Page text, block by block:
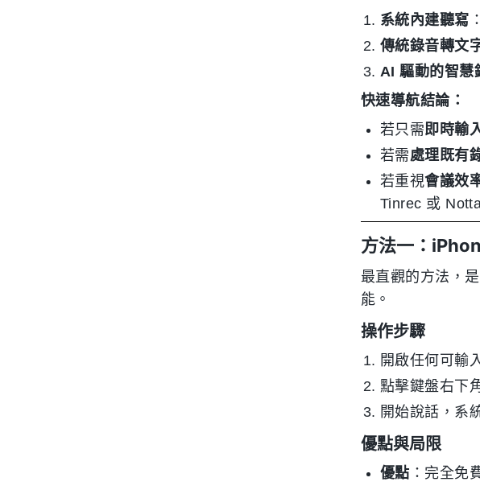
系統內建聽寫
傳統錄音轉文
AI 驅動的智慧
快速導航結論：
若只需即時輸
若需處理既有
若重視會議效
Tinrec 或 Notta
方法一：
最直觀的方法，
能。
操作步驟
開啟任何可輸
點擊鍵盤右下
開始說話，系
優點與局限
優點 ：完全免